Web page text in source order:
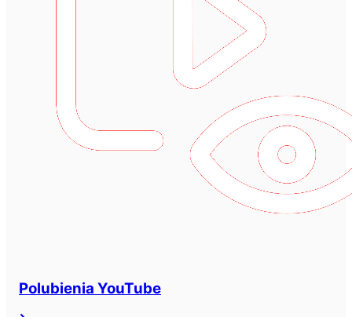
Polubienia YouTube